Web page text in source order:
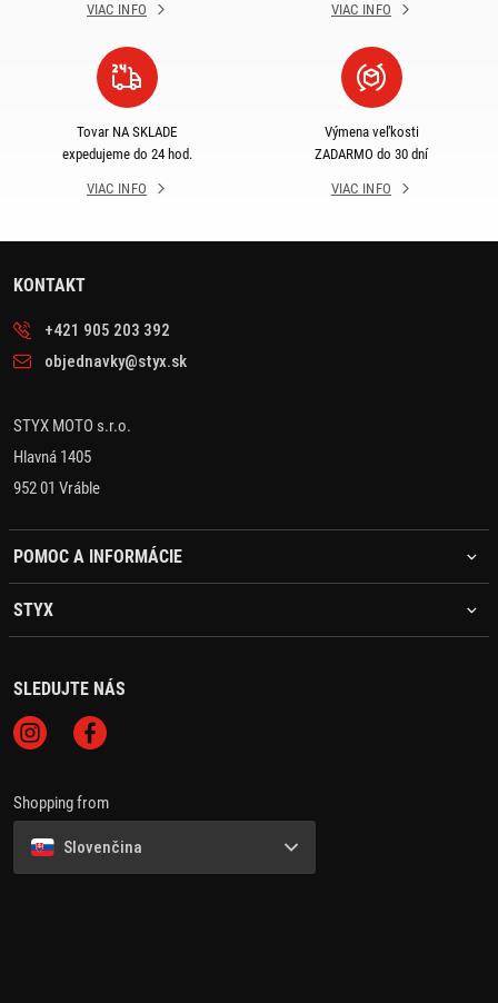
VIAC INFO VIAC INFO
Tovar NA SKLADE
expedujeme do 24 hod.
VIAC INFO
Výmena veľkosti
ZADARMO do 30 dní
VIAC INFO
KONTAKT
+421 905 203 392
objednavky@styx.sk
STYX MOTO s.r.o.
Hlavná 1405
952 01 Vráble
POMOC A INFORMÁCIE
STYX
SLEDUJTE NÁS
Shopping from
Slovenčina